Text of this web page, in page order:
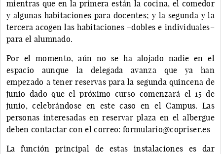
mientras que en la primera están la cocina, el comedor
y algunas habitaciones para docentes; y la segunda y la
tercera acogen las habitaciones –dobles e individuales–
para el alumnado.
Por el momento, aún no se ha alojado nadie en el
espacio aunque la delegada avanza que ya han
empezado a tener reservas para la segunda quincena de
junio dado que el próximo curso comenzará el 15 de
junio, celebrándose en este caso en el Campus. Las
personas interesadas en reservar plaza en el albergue
deben contactar con el correo: formulario@copriser.es
La función principal de estas instalaciones es dar